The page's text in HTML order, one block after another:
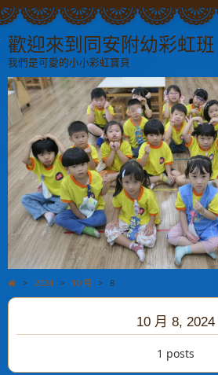
歡迎來到同安附幼彩虹班
我們是可愛的小小彩虹寶貝
> 2024 > 10 月 > 8
10 月 8, 2024
1 posts